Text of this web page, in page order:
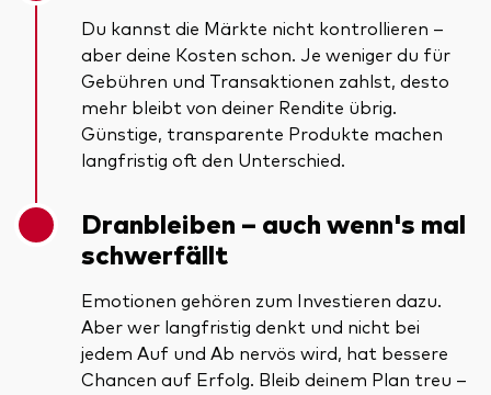
Du kannst die Märkte nicht kontrollieren –
aber deine Kosten schon. Je weniger du für
Gebühren und Transaktionen zahlst, desto
mehr bleibt von deiner Rendite übrig.
Günstige, transparente Produkte machen
langfristig oft den Unterschied.
Dranbleiben – auch wenn's mal
schwerfällt
Emotionen gehören zum Investieren dazu.
Aber wer langfristig denkt und nicht bei
jedem Auf und Ab nervös wird, hat bessere
Chancen auf Erfolg. Bleib deinem Plan treu –